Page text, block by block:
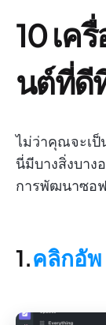
10 เค
นต์ที่ดี
ไม่ว่าคุณจะเ
นี่มีบางสิ่งบาง
การพัฒนาซอ
1.คลิกอัพ